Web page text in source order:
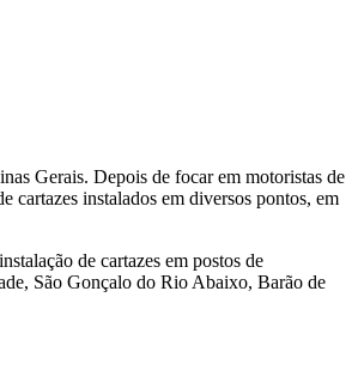
Gerais. Depois de focar em motoristas de
cartazes instalados em diversos pontos, em
de cartazes em postos de
São Gonçalo do Rio Abaixo, Barão de